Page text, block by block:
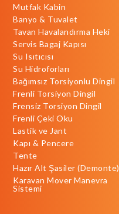
Mutfak Kabin
Banyo & Tuvalet
Tavan Havalandırma Heki
Servis Bagaj Kapısı
Su Isıtıcısı
Su Hidroforları
Bağımsız Torsiyonlu Dingil
Frenli Torsiyon Dingil
Frensiz Torsiyon Dingil
Frenli Çeki Oku
Lastik ve Jant
Kapı & Pencere
Tente
Hazır Alt Şasiler (Demonte)
Karavan Mover Manevra
Sistemi